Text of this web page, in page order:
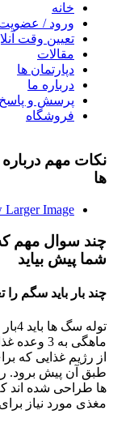
خانه
ورود /
تعیین وقت
مقالات
دپارتمان ها
درباره ما
پرسش و پاسخ
فروشگاه
نکات مهم
ها
Larger Image
چند سوال مهم
شما پیش بیاید
چند بار باید سگم را
ماهگی
از رژیم غذایی که
طبق آن پیش برود.
ها طراحی شده اند
مغذی مورد نیاز